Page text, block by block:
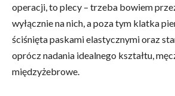
operacji, to plecy – trzeba bowiem
wyłącznie na nich, a poza tym klatka
ściśnięta paskami elastycznymi oraz
oprócz nadania idealnego kształtu,
międzyżebrowe.